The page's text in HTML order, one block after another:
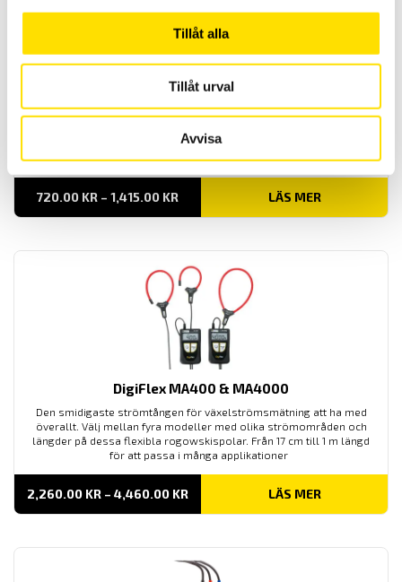
Tillåt alla
Tillåt urval
Avvisa
Tillbehör till mätinstrument, väskor
Hårda väskor med skuminredning för alla mätinstrument.
720.00 KR – 1,415.00 KR PRISINTERVALL:
TILL
LÄS MER
DigiFlex MA400 & MA4000
Den smidigaste strömtången för växelströmsmätning att ha med
överallt. Välj mellan fyra modeller med olika strömområden och
längder på dessa flexibla rogowskispolar. Från 17 cm till 1 m längd
för att passa i många applikationer
2,260.00 KR – 4,460.00 KRPRISINTERVALL:
TILL
LÄS MER